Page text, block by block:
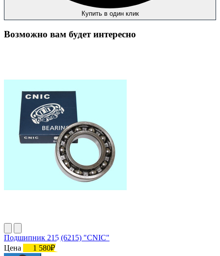
Купить в один клик
Возможно вам будет интересно
Подшипник 215 (6215) "CNIC"
Цена
1 580₽